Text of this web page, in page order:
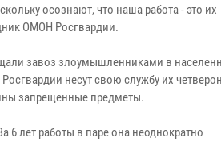
осознают, что наша работа - это их
ОМОН Росгвардии.
завоз злоумышленниками в
несут свою службу их
запрещенные предметы.
6 лет работы в паре она неоднократно